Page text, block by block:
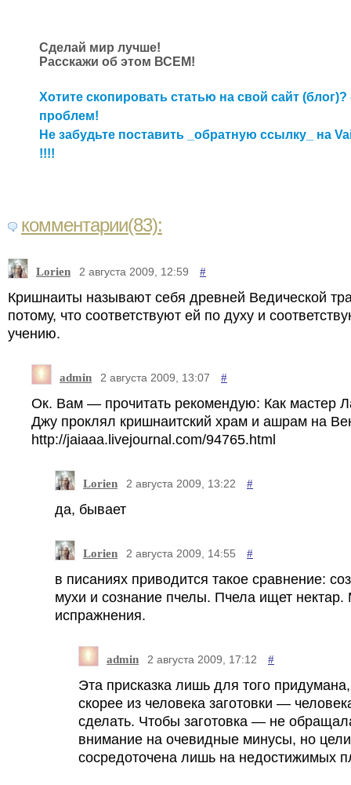
Сделай мир лучше!
Расскажи об этом ВСЕМ!
Хотите скопировать статью на свой сайт (блог)?
проблем!
Не забудьте поставить _обратную ссылку_ на
!!!!
комментарии(83):
Lorien 2 августа 2009, 12:59 #
Кришнаиты называют себя древней Ведической
потому, что соответствуют ей по духу и
учению.
admin 2 августа 2009, 13:07 #
Ок. Вам — прочитать рекомендую: Как мастер
Джу проклял кришнаитский храм и ашрам на
http://jaiaaa.livejournal.com/94765.html
Lorien 2 августа 2009, 13:22 #
да, бывает
Lorien 2 августа 2009, 14:55 #
в писаниях приводится такое сравнение:
мухи и сознание пчелы. Пчела ищет
испражнения.
admin 2 августа 2009, 17:12 #
Эта присказка лишь для того
скорее из человека заготовки —
сделать. Чтобы заготовка — не
внимание на очевидные минусы, но
сосредоточена лишь на недостижимых